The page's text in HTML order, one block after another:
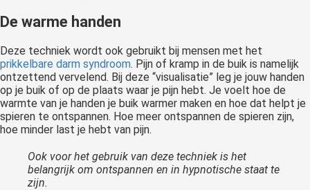
De warme handen
Deze techniek wordt ook gebruikt bij mensen met het
prikkelbare darm syndroom. Pijn of kramp in de buik is namelijk
ontzettend vervelend. Bij deze “visualisatie” leg je jouw handen
op je buik of op de plaats waar je pijn hebt. Je voelt hoe de
warmte van je handen je buik warmer maken en hoe dat helpt je
spieren te ontspannen. Hoe meer ontspannen de spieren zijn,
hoe minder last je hebt van pijn.
Ook voor het gebruik van deze techniek is het
belangrijk om ontspannen en in hypnotische staat te
zijn.